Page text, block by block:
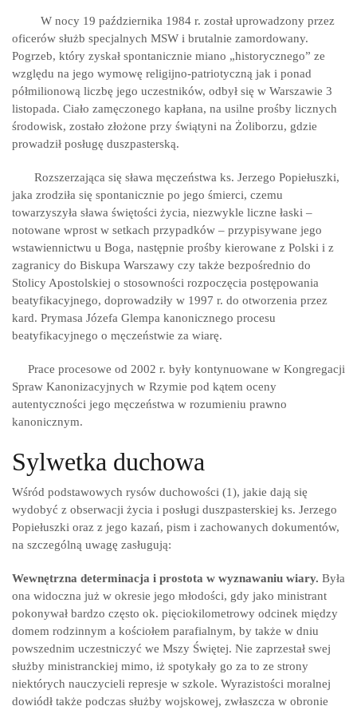
W nocy 19 października 1984 r. został uprowadzony przez
oficerów służb specjalnych MSW i brutalnie zamordowany.
Pogrzeb, który zyskał spontanicznie miano „historycznego” ze
względu na jego wymowę religijno-patriotyczną jak i ponad
półmilionową liczbę jego uczestników, odbył się w Warszawie 3
listopada. Ciało zamęczonego kapłana, na usilne prośby licznych
środowisk, zostało złożone przy świątyni na Żoliborzu, gdzie
prowadził posługę duszpasterską.
Rozszerzająca się sława męczeństwa ks. Jerzego Popiełuszki,
jaka zrodziła się spontanicznie po jego śmierci, czemu
towarzyszyła sława świętości życia, niezwykle liczne łaski –
notowane wprost w setkach przypadków – przypisywane jego
wstawiennictwu u Boga, następnie prośby kierowane z Polski i z
zagranicy do Biskupa Warszawy czy także bezpośrednio do
Stolicy Apostolskiej o stosowności rozpoczęcia postępowania
beatyfikacyjnego, doprowadziły w 1997 r. do otworzenia przez
kard. Prymasa Józefa Glempa kanonicznego procesu
beatyfikacyjnego o męczeństwie za wiarę.
Prace procesowe od 2002 r. były kontynuowane w Kongregacji
Spraw Kanonizacyjnych w Rzymie pod kątem oceny
autentyczności jego męczeństwa w rozumieniu prawno
kanonicznym.
Sylwetka duchowa
Wśród podstawowych rysów duchowości (1), jakie dają się
wydobyć z obserwacji życia i posługi duszpasterskiej ks. Jerzego
Popiełuszki oraz z jego kazań, pism i zachowanych dokumentów,
na szczególną uwagę zasługują:
Wewnętrzna determinacja i prostota w wyznawaniu wiary. Była
ona widoczna już w okresie jego młodości, gdy jako ministrant
pokonywał bardzo często ok. pięciokilometrowy odcinek między
domem rodzinnym a kościołem parafialnym, by także w dniu
powszednim uczestniczyć we Mszy Świętej. Nie zaprzestał swej
służby ministranckiej mimo, iż spotykały go za to ze strony
niektórych nauczycieli represje w szkole. Wyrazistości moralnej
dowiódł także podczas służby wojskowej, zwłaszcza w obronie